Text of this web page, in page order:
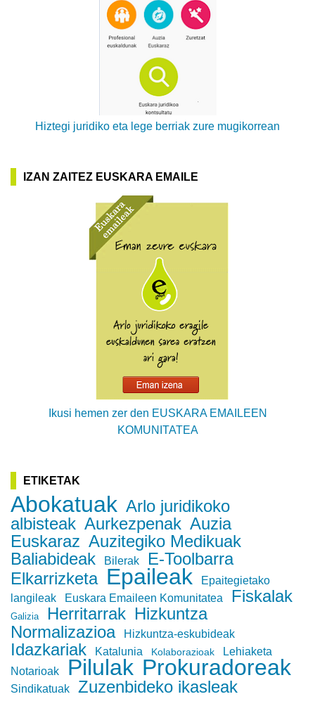
Hiztegi juridiko eta lege berriak zure mugikorrean
IZAN ZAITEZ EUSKARA EMAILE
Ikusi hemen zer den EUSKARA EMAILEEN
KOMUNITATEA
ETIKETAK
Abokatuak Arlo juridikoko
albisteak Aurkezpenak Auzia
Euskaraz Auzitegiko Medikuak
Baliabideak
Bilerak
E-Toolbarra
Elkarrizketa Epaileak
Epaitegietako
langileak
Euskara Emaileen Komunitatea Fiskalak
Galizia Herritarrak Hizkuntza
Normalizazioa
Hizkuntza-eskubideak
Idazkariak Katalunia Kolaborazioak
Lehiaketa
Notarioak
Pilulak Prokuradoreak
Sindikatuak Zuzenbideko ikasleak